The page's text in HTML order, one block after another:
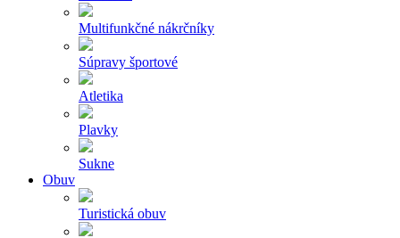
Multifunkčné nákrčníky
Súpravy športové
Atletika
Plavky
Sukne
Obuv
Turistická obuv